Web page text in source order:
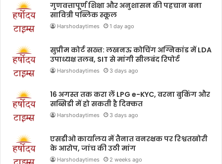
गुणवत्तापूर्ण शिक्षा और अनुशासन की पहचान बना
सावित्री पब्लिक स्कूल
Harshodaytimes 1 day ago
सुप्रीम कोर्ट सख्त: लखनऊ कोचिंग अग्निकांड में LDA
उपाध्यक्ष तलब, SIT से मांगी सीलबंद रिपोर्ट
Harshodaytimes 3 days ago
16 अगस्त तक करा लें LPG e-KYC, वरना बुकिंग और
सब्सिडी में हो सकती है दिक्कत
Harshodaytimes 3 days ago
एसडीओ कार्यालय में तैनात वनरक्षक पर रिश्वतखोरी
के आरोप, जांच की उठी मांग
Harshodaytimes 2 weeks ago